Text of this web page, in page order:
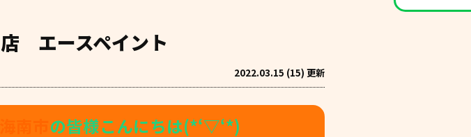
エースペイント
2022.03.15 (15) 更新
の皆様こんにちは(*‘▽‘*)